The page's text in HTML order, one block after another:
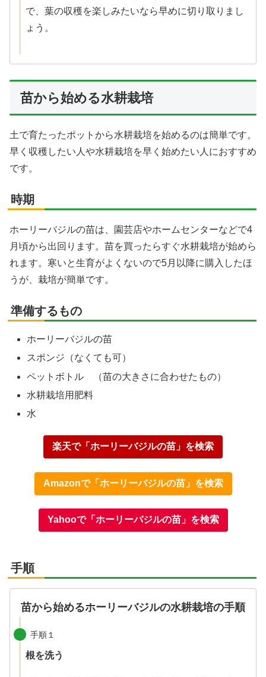
で、葉の収穫を楽しみたいなら早めに切り取りまし
ょう。
苗から始める水耕栽培
土で育たったポットから水耕栽培を始めるのは簡単です。
早く収穫したい人や水耕栽培を早く始めたい人におすすめ
です。
時期
ホーリーバジルの苗は、園芸店やホームセンターなどで4
月頃から出回ります。苗を買ったらすぐ水耕栽培が始めら
れます。寒いと生育がよくないので5月以降に購入したほ
うが、栽培が簡単です。
準備するもの
ホーリーバジルの苗
スポンジ（なくても可）
ペットボトル （苗の大きさに合わせたもの）
水耕栽培用肥料
水
楽天で「ホーリーバジルの苗」を検索
Amazonで「ホーリーバジルの苗」を検索
Yahooで「ホーリーバジルの苗」を検索
手順
苗から始めるホーリーバジルの水耕栽培の手順
手順１
根を洗う